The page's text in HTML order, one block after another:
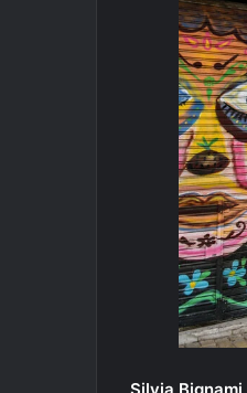
Silvia Bignami